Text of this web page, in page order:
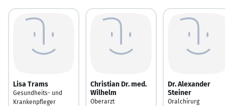
Lisa Trams
Gesundheits- und
Krankenpfleger
Christian Dr. med.
Wilhelm
Oberarzt
Dr. Alexander
Steiner
Oralchirurg